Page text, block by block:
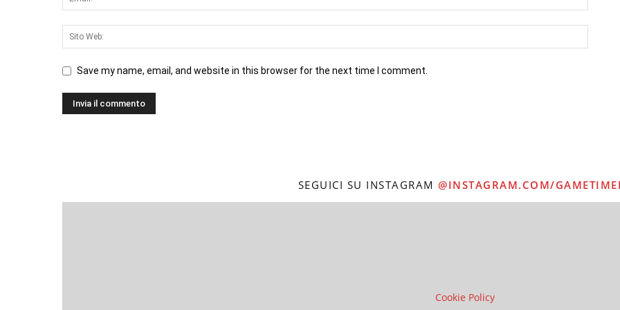
Save my name, email, and website in this browser for the next time I comment.
SEGUICI SU INSTAGRAM @INSTAGRAM.COM/
Cookie Policy